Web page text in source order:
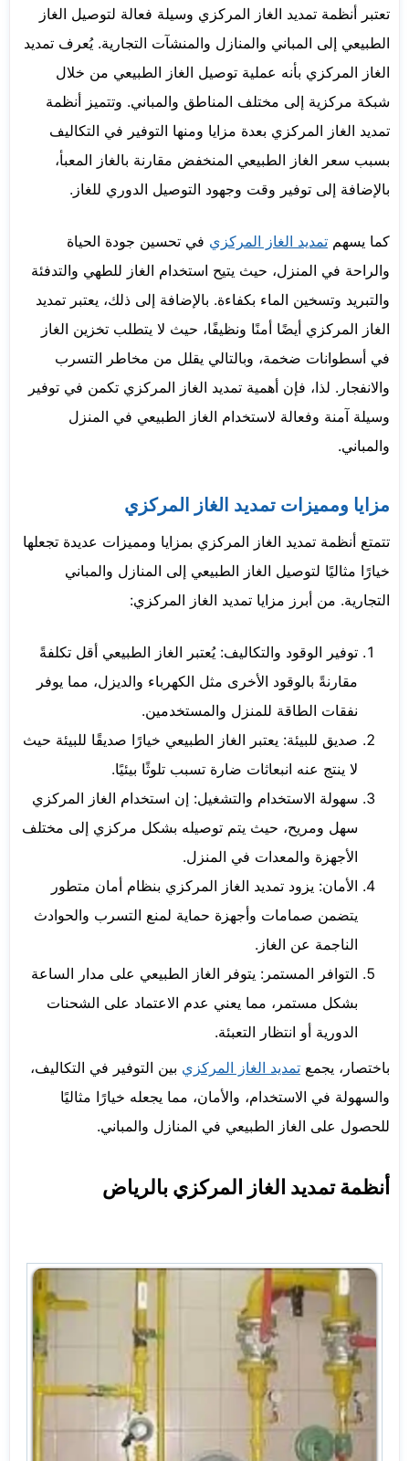
تعتبر أنظمة تمديد الغاز المركزي وسيلة فعالة لتوصيل الغاز
الطبيعي إلى المباني والمنازل والمنشآت التجارية. يُعرف تمديد
الغاز المركزي بأنه عملية توصيل الغاز الطبيعي من خلال
شبكة مركزية إلى مختلف المناطق والمباني. وتتميز أنظمة
تمديد الغاز المركزي بعدة مزايا ومنها التوفير في التكاليف
بسبب سعر الغاز الطبيعي المنخفض مقارنة بالغاز المعبأ،
بالإضافة إلى توفير وقت وجهود التوصيل الدوري للغاز.
كما يسهم تمديد الغاز المركزي في تحسين جودة الحياة
والراحة في المنزل، حيث يتيح استخدام الغاز للطهي والتدفئة
والتبريد وتسخين الماء بكفاءة. بالإضافة إلى ذلك، يعتبر تمديد
الغاز المركزي أيضًا أمنًا ونظيفًا، حيث لا يتطلب تخزين الغاز
في أسطوانات ضخمة، وبالتالي يقلل من مخاطر التسرب
والانفجار. لذا، فإن أهمية تمديد الغاز المركزي تكمن في توفير
وسيلة آمنة وفعالة لاستخدام الغاز الطبيعي في المنزل
والمباني.
مزايا ومميزات تمديد الغاز المركزي
تتمتع أنظمة تمديد الغاز المركزي بمزايا ومميزات عديدة تجعلها
خيارًا مثاليًا لتوصيل الغاز الطبيعي إلى المنازل والمباني
التجارية. من أبرز مزايا تمديد الغاز المركزي:
توفير الوقود والتكاليف: يُعتبر الغاز الطبيعي أقل تكلفةً
مقارنةً بالوقود الأخرى مثل الكهرباء والديزل، مما يوفر
نفقات الطاقة للمنزل والمستخدمين.
صديق للبيئة: يعتبر الغاز الطبيعي خيارًا صديقًا للبيئة حيث
لا ينتج عنه انبعاثات ضارة تسبب تلوثًا بيئيًا.
سهولة الاستخدام والتشغيل: إن استخدام الغاز المركزي
سهل ومريح، حيث يتم توصيله بشكل مركزي إلى مختلف
الأجهزة والمعدات في المنزل.
الأمان: يزود تمديد الغاز المركزي بنظام أمان متطور
يتضمن صمامات وأجهزة حماية لمنع التسرب والحوادث
الناجمة عن الغاز.
التوافر المستمر: يتوفر الغاز الطبيعي على مدار الساعة
بشكل مستمر، مما يعني عدم الاعتماد على الشحنات
الدورية أو انتظار التعبئة.
باختصار، يجمع تمديد الغاز المركزي بين التوفير في التكاليف،
والسهولة في الاستخدام، والأمان، مما يجعله خيارًا مثاليًا
للحصول على الغاز الطبيعي في المنازل والمباني.
أنظمة تمديد الغاز المركزي بالرياض